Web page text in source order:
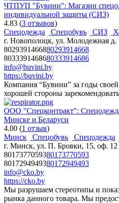
ЧТПУП "Бувини": Магазин
индивидуальной защиты (СИЗ)
4.83 (3 отзывов)
Спецодежда
Спецобувь СИЗ
г. Новополоцк, ул. Молодежная д.
8029391466880293914668
8033391468680333914686
info@buvini.by
https://buvini.by
Компания “Бувини” за годы своей
хорошей стороны
ООО "Спецконтракт":
Минске и Беларуси
4.00 (1 отзыв)
Минск
Спецобувь Спецодежда
г. Минск, ул. П. Бровки, 15, оф. 12
8017377059380173770593
8017294949380172949493
info@cko.by
https://cko.by
Мы разрушаем стереотипы и
рынка данного товара. Мы